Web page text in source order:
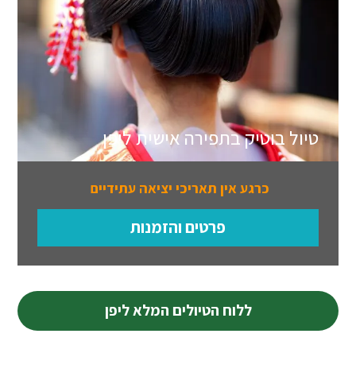
טיול בוטיק בתפירה אישית ליפן
כרגע אין תאריכי יציאה עתידיים
פרטים והזמנות
ללוח הטיולים המלא ליפן